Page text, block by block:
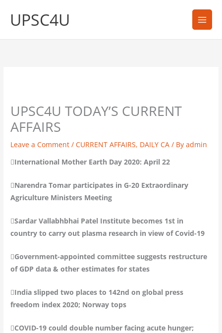
UPSC4U
UPSC4U TODAY’S CURRENT
AFFAIRS
Leave a Comment /CURRENT AFFAIRS, DAILY CA / Byadmin
International Mother Earth Day 2020: April 22
Narendra Tomar participates in G-20 Extraordinary
Agriculture Ministers Meeting
Sardar Vallabhbhai Patel Institute becomes 1st in
country to carry out plasma research in view of Covid-19
Government-appointed committee suggests restructure
of GDP data & other estimates for states
India slipped two places to 142nd on global press
freedom index 2020; Norway tops
COVID-19 could double number facing acute hunger;